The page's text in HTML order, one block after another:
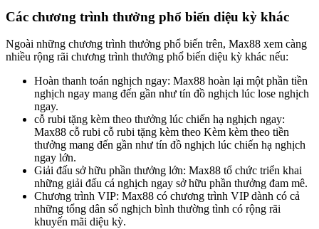
Các chương trình thưởng phổ biến diệu kỳ khác
Ngoài những chương trình thưởng phổ biến trên, Max88 xem càng
nhiều rộng rãi chương trình thưởng phổ biến diệu kỳ khác nếu:
Hoàn thanh toán nghịch ngay: Max88 hoàn lại một phần tiền
nghịch ngay mang đến gần như tín đồ nghịch lúc lose nghịch
ngay.
cỗ rubi tặng kèm theo thưởng lúc chiến hạ nghịch ngay:
Max88 cỗ rubi cỗ rubi tặng kèm theo Kèm kèm theo tiền
thưởng mang đến gần như tín đồ nghịch lúc chiến hạ nghịch
ngay lớn.
Giải đấu sở hữu phần thưởng lớn: Max88 tổ chức triển khai
những giải đấu cá nghịch ngay sở hữu phần thưởng đam mê.
Chương trình VIP: Max88 có chương trình VIP dành có cả
những tổng dân số nghịch bình thường tình có rộng rãi
khuyến mãi diệu kỳ.